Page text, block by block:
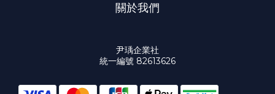
關於我們
尹瑀企業社
統一編號 82613626